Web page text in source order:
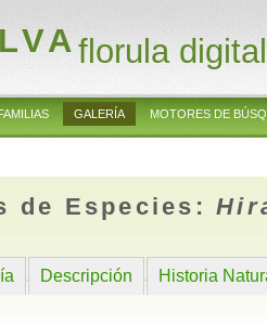
florula digital
GALERÍA MOTORES DE
de Especies:
Descripción Historia